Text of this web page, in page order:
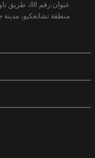
عنوان:
رقم 88،
منطقة تشانغكيو، مدينة